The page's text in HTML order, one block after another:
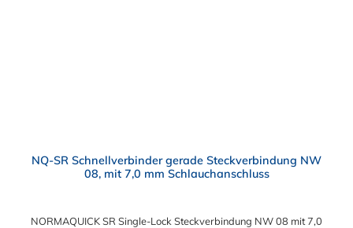
NQ-SR Schnellverbinder gerade Steckverbindung NW
08, mit 7,0 mm Schlauchanschluss
NORMAQUICK SR Single-Lock Steckverbindung NW 08 mit 7,0